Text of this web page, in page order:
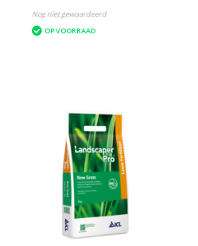
Nog niet gewaardeerd
OP VOORRAAD